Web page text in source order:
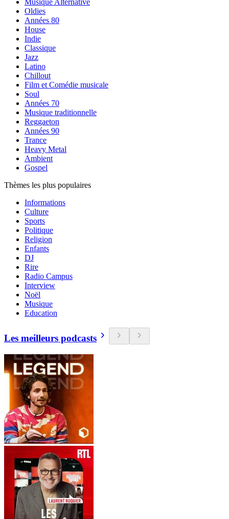
Musique Alternative
Oldies
Années 80
House
Indie
Classique
Jazz
Latino
Chillout
Film et Comédie musicale
Soul
Années 70
Musique traditionnelle
Reggaeton
Années 90
Trance
Heavy Metal
Ambient
Gospel
Thèmes les plus populaires
Informations
Culture
Sports
Politique
Religion
Enfants
DJ
Rire
Radio Campus
Interview
Noël
Musique
Education
Les meilleurs podcasts